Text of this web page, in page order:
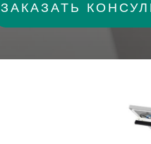
ЗАКАЗАТЬ